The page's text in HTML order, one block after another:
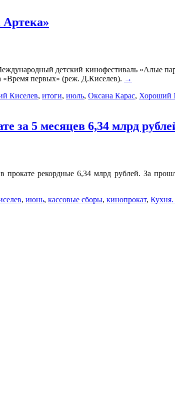
детский кинофестиваль «Алые
первых» (реж. Д.Киселев). →
Киселев, итоги, июль, Оксана Карас, Хороший
за 5 месяцев 6,34 млрд
рекордные 6,34 млрд рублей. За
, июнь, кассовые сборы, кинопрокат, Кухня.